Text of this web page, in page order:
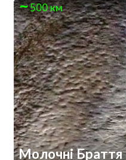
500 км
Молочні Браття